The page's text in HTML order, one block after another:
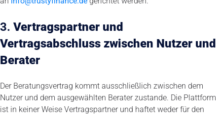
3. Vertragspartner und
Vertragsabschluss zwischen Nutzer und
Berater
Der Beratungsvertrag kommt ausschließlich zwischen dem
Nutzer und dem ausgewählten Berater zustande. Die Plattform
ist in keiner Weise Vertragspartner und haftet weder für den